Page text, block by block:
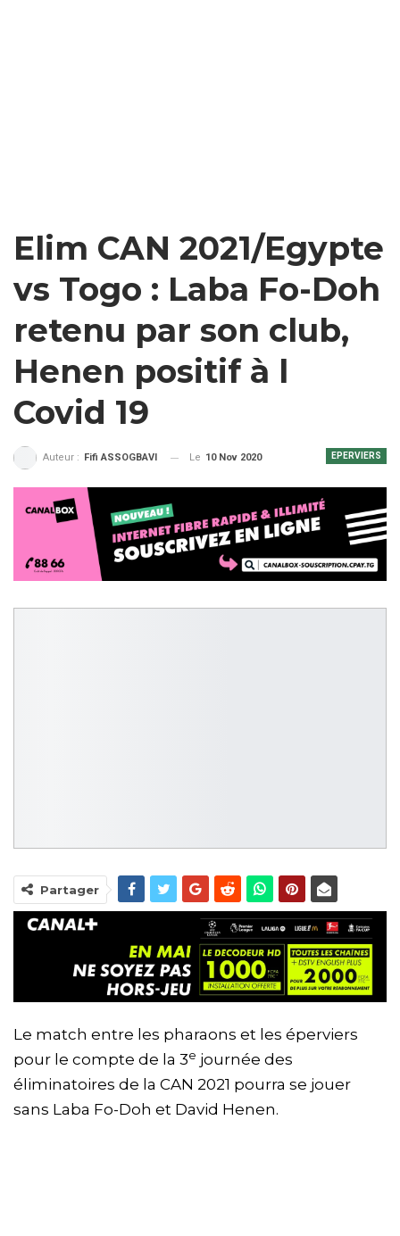
Elim CAN 2021/Egypte
vs Togo : Laba Fo-Doh
retenu par son club,
Henen positif à l
Covid 19
EPERVIERS
Auteur : Fifi ASSOGBAVI Le 10 Nov 2020
Partager
Le match entre les pharaons et les éperviers
pour le compte de la 3e journée des
éliminatoires de la CAN 2021 pourra se jouer
sans Laba Fo-Doh et David Henen.